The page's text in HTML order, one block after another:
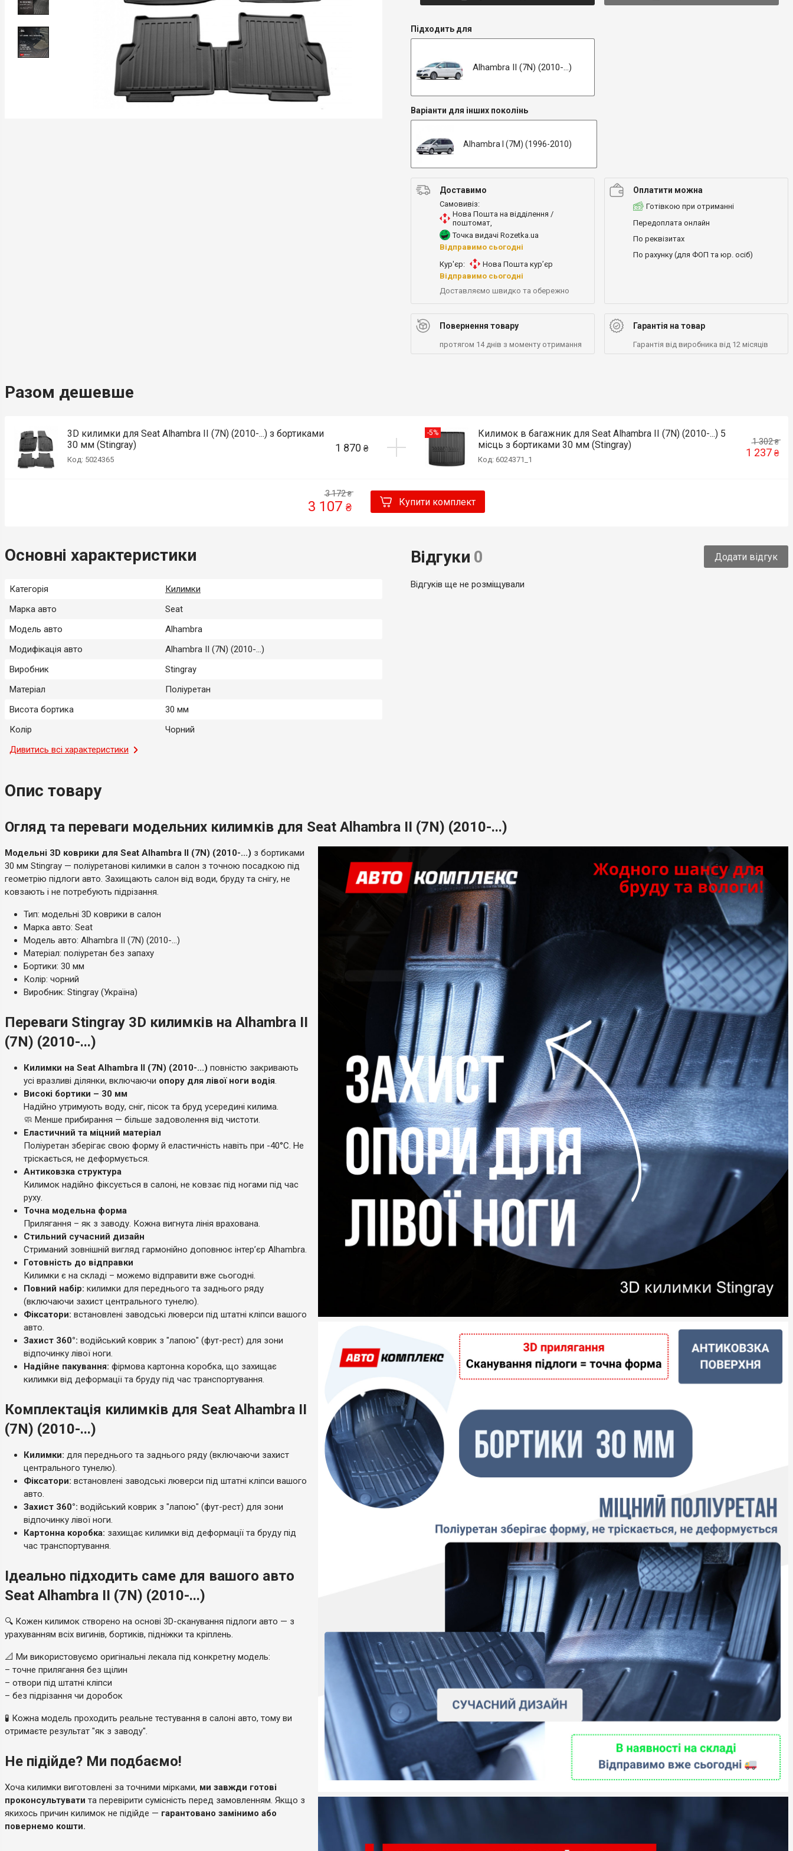
Підходить для
Alhambra II (7N) (2010-...)
Варіанти для інших поколінь
Alhambra I (7M) (1996-2010)
Доставимо
Самовивіз:
Нова Пошта на відділення /
поштомат,
Точка видачі Rozetka.ua
Відправимо сьогодні
Кур'єр:
Нова Пошта кур’єр
Відправимо сьогодні
Доставляємо швидко та обережно
Оплатити можна
Готівкою при отриманні
Передоплата онлайн
По реквізитах
По рахунку (для ФОП та юр. осіб)
Повернення товару
протягом 14 днів з моменту отримання
Гарантія на товар
Гарантія від виробника від 12 місяців
Разом дешевше
3D килимки для Seat Alhambra II (7N) (2010-...) з бортиками
30 мм (Stingray)
Код: 5024365
1 870 ₴
-5%
Килимок в багажник для Seat Alhambra II (7N) (2010-...) 5
місць з бортиками 30 мм (Stingray)
Код: 6024371_1
1 302₴
1 237 ₴
3 172₴
3 107 ₴ Купити комплект
Основні характеристики
Категорія
Килимки
Марка авто
Seat
Модель авто
Alhambra
Модифікація авто
Alhambra II (7N) (2010-...)
Виробник
Stingray
Матеріал
Поліуретан
Висота бортика
30 мм
Колір
Чорний
Місце застосування
Країна-виробник
Дивитись всі характеристики
Відгуки 0 Додати відгук
Відгуків ще не розміщували
Опис товару
Огляд та переваги модельних килимків для Seat Alhambra II (7N) (2010-...)
Модельні 3D коврики для Seat Alhambra II (7N) (2010-...) з бортиками
30 мм Stingray — поліуретанові килимки в салон з точною посадкою під
геометрію підлоги авто. Захищають салон від води, бруду та снігу, не
ковзають і не потребують підрізання.
Тип: модельні 3D коврики в салон
Марка авто: Seat
Модель авто: Alhambra II (7N) (2010-...)
Матеріал: поліуретан без запаху
Бортики: 30 мм
Колір: чорний
Виробник: Stingray (Україна)
Переваги Stingray 3D килимків на Alhambra II
(7N) (2010-...)
Килимки на Seat Alhambra II (7N) (2010-...) повністю закривають
усі вразливі ділянки, включаючи опору для лівої ноги водія.
Високі бортики – 30 мм
Надійно утримують воду, сніг, пісок та бруд усередині килима.
🧼 Менше прибирання — більше задоволення від чистоти.
Еластичний та міцний матеріал
Поліуретан зберігає свою форму й еластичність навіть при -40°C. Не
тріскається, не деформується.
Антиковзка структура
Килимок надійно фіксується в салоні, не ковзає під ногами під час
руху.
Точна модельна форма
Прилягання – як з заводу. Кожна вигнута лінія врахована.
Стильний сучасний дизайн
Стриманий зовнішній вигляд гармонійно доповнює інтер’єр Alhambra.
Готовність до відправки
Килимки є на складі – можемо відправити вже сьогодні.
Повний набір: килимки для переднього та заднього ряду
(включаючи захист центрального тунелю).
Фіксатори: встановлені заводські люверси під штатні кліпси вашого
авто.
Захист 360°: водійський коврик з "лапою" (фут-рест) для зони
відпочинку лівої ноги.
Надійне пакування: фірмова картонна коробка, що захищає
килимки від деформації та бруду під час транспортування.
Комплектація килимків для Seat Alhambra II
(7N) (2010-...)
Килимки: для переднього та заднього ряду (включаючи захист
центрального тунелю).
Фіксатори: встановлені заводські люверси під штатні кліпси вашого
авто.
Захист 360°: водійський коврик з "лапою" (фут-рест) для зони
відпочинку лівої ноги.
Картонна коробка: захищає килимки від деформації та бруду під
час транспортування.
Ідеально підходить саме для вашого авто
Seat Alhambra II (7N) (2010-...)
🔍 Кожен килимок створено на основі 3D-сканування підлоги авто — з
урахуванням всіх вигинів, бортиків, підніжки та кріплень.
📐 Ми використовуємо оригінальні лекала під конкретну модель:
– точне прилягання без щілин
– отвори під штатні кліпси
– без підрізання чи доробок
🧪 Кожна модель проходить реальне тестування в салоні авто, тому ви
отримаєте результат "як з заводу".
Не підійде? Ми подбаємо!
Хоча килимки виготовлені за точними мірками, ми завжди готові
проконсультувати та перевірити сумісність перед замовленням. Якщо з
якихось причин килимок не підійде — гарантовано замінимо або
повернемо кошти.